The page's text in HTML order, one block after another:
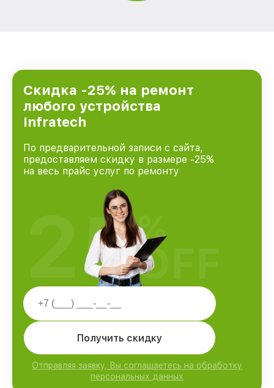
Скидка -25% на ремонт
любого устройства
Infratech
По предварительной записи с сайта,
предоставляем скидку в размере -25%
на весь прайс услуг по ремонту
Получить скидку
Отправляя заявку, Вы соглашаетесь на обработку
персональных данных
25%
OFF